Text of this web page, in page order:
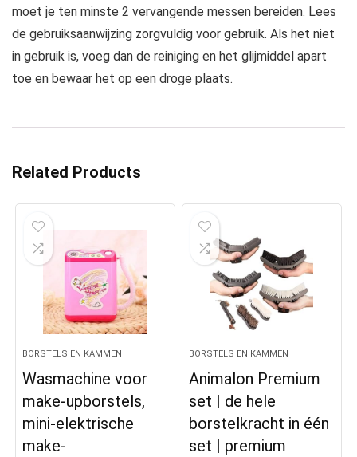
moet je ten minste 2 vervangende messen bereiden. Lees
de gebruiksaanwijzing zorgvuldig voor gebruik. Als het niet
in gebruik is, voeg dan de reiniging en het glijmiddel apart
toe en bewaar het op een droge plaats.
Related Products
BORSTELS EN KAMMEN
Wasmachine voor
make-upborstels,
mini-elektrische
make-
BORSTELS EN KAMMEN
Animalon Premium
set | de hele
borstelkracht in één
set | premium